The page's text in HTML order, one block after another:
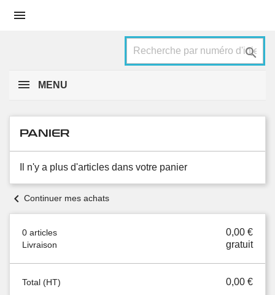


MENU
PANIER
Il n'y a plus d'articles dans votre panier
chevron_left Continuer mes achats
0 articles 0,00 €
Livraison gratuit
Total (HT) 0,00 €